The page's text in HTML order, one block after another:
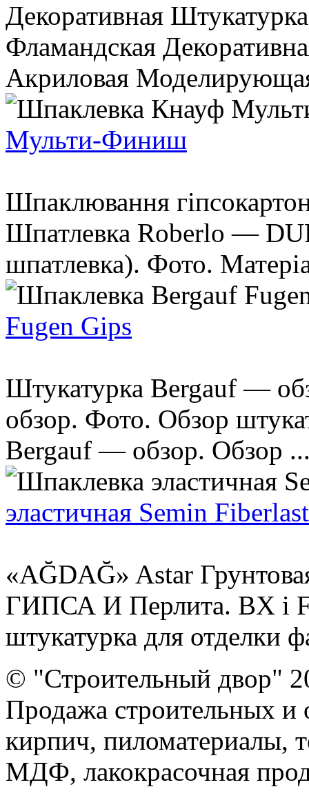
Декоративная
Фламандская
Акриловая
Мульти-Финиш
Шпаклювання
Шпатлевка Roberlo —
шпатлевка). Фото.
Fugen Gips
Штукатурка Bergauf —
обзор. Фото. Обзор
Bergauf — обзор. Обзор
эластичная Semin
«AĞDAĞ» Astar
ГИПСА И Перлита. BX i
штукатурка для отделки
© "Строительный двор"
Продажа строительных и
кирпич, пиломатериалы,
МДФ, лакокрасочная